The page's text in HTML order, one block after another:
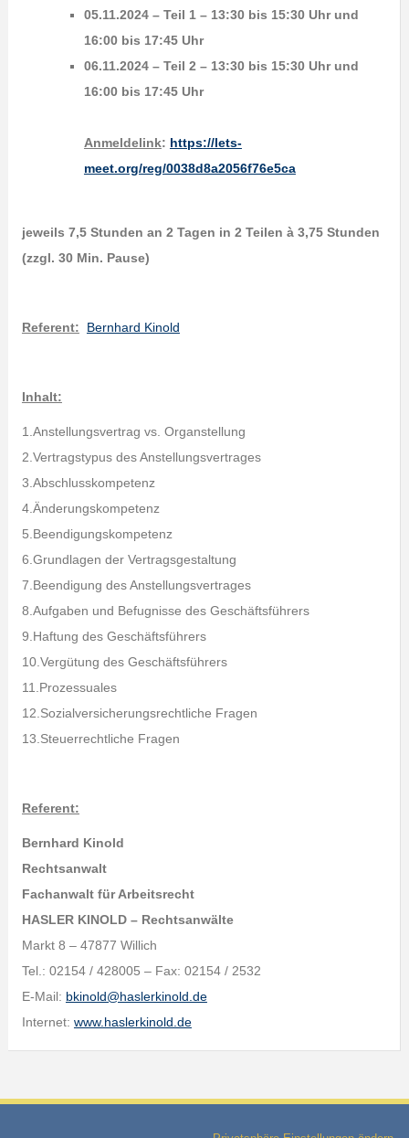
05.11.2024 – Teil 1 – 13:30 bis 15:30 Uhr und
16:00 bis 17:45 Uhr
06.11.2024 – Teil 2 – 13:30 bis 15:30 Uhr und
16:00 bis 17:45 Uhr
Anmeldelink: https://lets-
meet.org/reg/0038d8a2056f76e5ca
jeweils 7,5 Stunden an 2 Tagen in 2 Teilen à 3,75 Stunden
(zzgl. 30 Min. Pause)
Referent: Bernhard Kinold
Inhalt:
1.Anstellungsvertrag vs. Organstellung
2.Vertragstypus des Anstellungsvertrages
3.Abschlusskompetenz
4.Änderungskompetenz
5.Beendigungskompetenz
6.Grundlagen der Vertragsgestaltung
7.Beendigung des Anstellungsvertrages
8.Aufgaben und Befugnisse des Geschäftsführers
9.Haftung des Geschäftsführers
10.Vergütung des Geschäftsführers
11.Prozessuales
12.Sozialversicherungsrechtliche Fragen
13.Steuerrechtliche Fragen
Referent:
Bernhard Kinold
Rechtsanwalt
Fachanwalt für Arbeitsrecht
HASLER KINOLD – Rechtsanwälte
Markt 8 – 47877 Willich
Tel.: 02154 / 428005 – Fax: 02154 / 2532
E-Mail: bkinold@haslerkinold.de
Internet: www.haslerkinold.de